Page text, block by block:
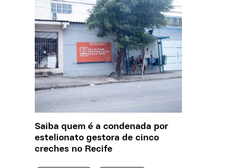
Saiba quem é a condenada por
estelionato gestora de cinco
creches no Recife